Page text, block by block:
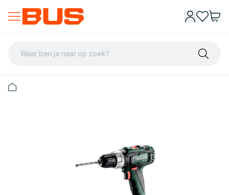
Waar ben je naar op zoek?